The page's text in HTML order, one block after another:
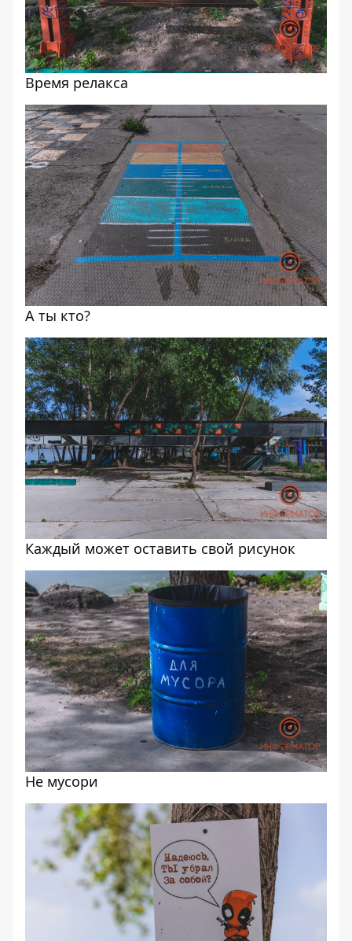
Время релакса
А ты кто?
Каждый может оставить свой рисунок
Не мусори